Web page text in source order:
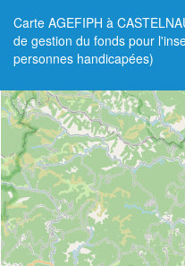
Carte AGEFIPH à
de gestion du fonds pour
personnes handicapées)
+
−